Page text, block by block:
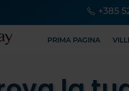
+385
PRIMA PAGINA